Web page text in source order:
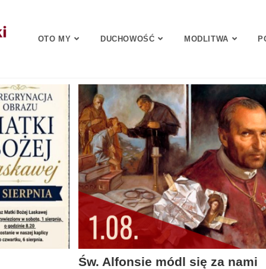
OTO MY DUCHOWOŚĆ MODLITWA
Św. Alfonsie módl się za nami